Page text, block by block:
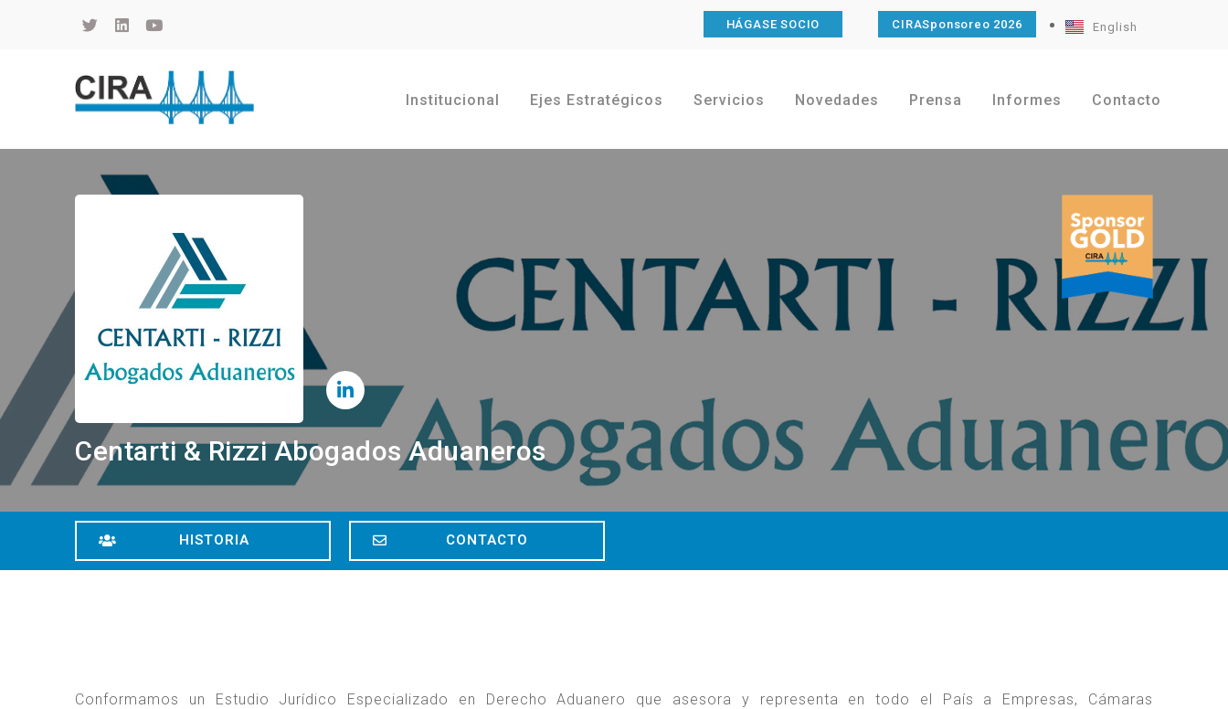
HÁGASE SOCIO CIRASponsoreo 2026 English
Institucional Ejes Estratégicos Servicios Novedades Prensa Informes Contacto
Centarti & Rizzi Abogados Aduaneros
HISTORIA CONTACTO
Conformamos un Estudio Jurídico Especializado en Derecho Aduanero que asesora y representa en todo el País a Empresas, Cámaras